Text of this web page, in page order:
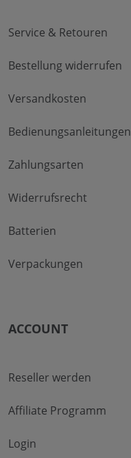
Service & Retouren
Bestellung widerrufen
Versandkosten
Bedienungsanleitungen
Zahlungsarten
Widerrufsrecht
Batterien
Verpackungen
ACCOUNT
Reseller werden
Affiliate Programm
Login